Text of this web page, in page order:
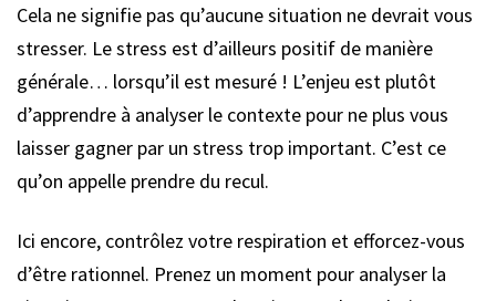
Cela ne signifie pas qu’aucune situation ne devrait vous
stresser. Le stress est d’ailleurs positif de manière
générale… lorsqu’il est mesuré ! L’enjeu est plutôt
d’apprendre à analyser le contexte pour ne plus vous
laisser gagner par un stress trop important. C’est ce
qu’on appelle prendre du recul.
Ici encore, contrôlez votre respiration et efforcez-vous
d’être rationnel. Prenez un moment pour analyser la